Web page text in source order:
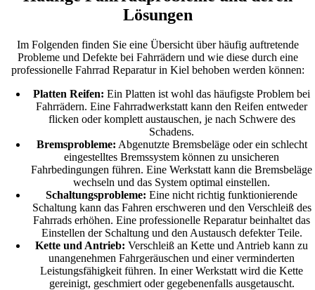
Lösungen
Im Folgenden finden Sie eine Übersicht über häufig auftretende
Probleme und Defekte bei Fahrrädern und wie diese durch eine
professionelle Fahrrad Reparatur in Kiel behoben werden können:
Platten Reifen: Ein Platten ist wohl das häufigste Problem bei
Fahrrädern. Eine Fahrradwerkstatt kann den Reifen entweder
flicken oder komplett austauschen, je nach Schwere des
Schadens.
Bremsprobleme: Abgenutzte Bremsbeläge oder ein schlecht
eingestelltes Bremssystem können zu unsicheren
Fahrbedingungen führen. Eine Werkstatt kann die Bremsbeläge
wechseln und das System optimal einstellen.
Schaltungsprobleme: Eine nicht richtig funktionierende
Schaltung kann das Fahren erschweren und den Verschleiß des
Fahrrads erhöhen. Eine professionelle Reparatur beinhaltet das
Einstellen der Schaltung und den Austausch defekter Teile.
Kette und Antrieb: Verschleiß an Kette und Antrieb kann zu
unangenehmen Fahrgeräuschen und einer verminderten
Leistungsfähigkeit führen. In einer Werkstatt wird die Kette
gereinigt, geschmiert oder gegebenenfalls ausgetauscht.